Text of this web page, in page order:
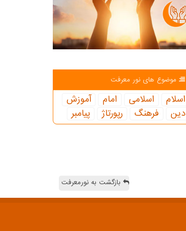
موضوع های نور معرفت
اسلام اسلامی امام
آموزش
دین
فرهنگ رپورتاژ پیامبر
بازگشت به نورمعرفت